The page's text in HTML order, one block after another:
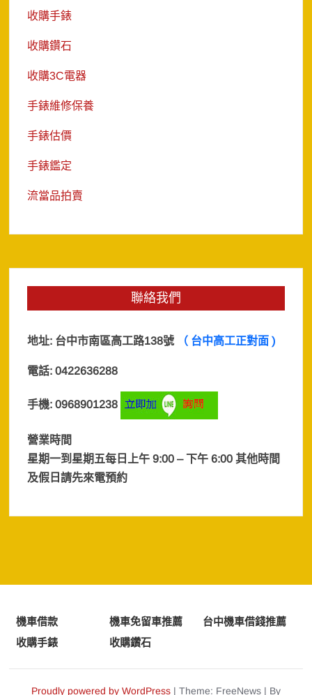
收購手錶
收購鑽石
收購3C電器
手錶維修保養
手錶估價
手錶鑑定
流當品拍賣
聯絡我們
地址: 台中市南區高工路138號 （ 台中高工正對面 )
電話: 0422636288
手機: 0968901238
營業時間
星期一到星期五每日上午 9:00 – 下午 6:00 其他時間
及假日請先來電預約
機車借款 機車免留車推薦
台中機車借錢推薦
收購手錶
收購鑽石
Proudly powered by WordPress | Theme: FreeNews | By